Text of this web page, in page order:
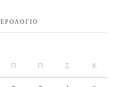
Π Π Σ Κ